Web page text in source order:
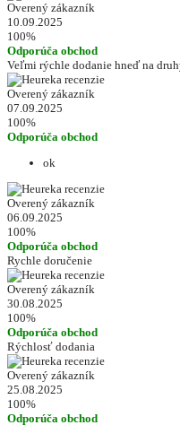
Overený zákazník
10.09.2025
100%
Odporúča obchod
Veľmi rýchle dodanie hneď na
Overený zákazník
07.09.2025
100%
Odporúča obchod
ok
Overený zákazník
06.09.2025
100%
Odporúča obchod
Rychle doručenie
Overený zákazník
30.08.2025
100%
Odporúča obchod
Rýchlosť dodania
Overený zákazník
25.08.2025
100%
Odporúča obchod